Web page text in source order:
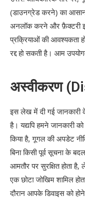
(डाउनग्रेड करने) का आसान
अनलॉक करने और फ़ैक्टरी
प्रक्रियाओं की आवश्यकता
रद्द हो सकती है। आम
अस्वीकरण
इस लेख में दी गई जानकारी
है। यद्यपि हमने जानकारी
किया है, गूगल की अपडेट
बिना किसी पूर्व सूचना के
आमतौर पर सुरक्षित होता
एक छोटा जोखिम शामिल
दौरान आपके डिवाइस को